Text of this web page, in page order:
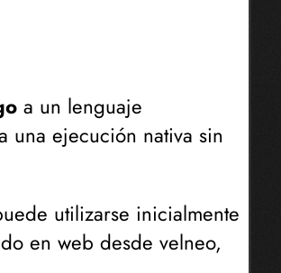
a un lenguaje
ejecución nativa sin
utilizarse inicialmente
en web desde velneo,